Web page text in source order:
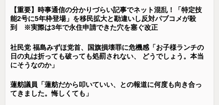
【重要】時事通信の分かりづらい記事でネット混乱！「特定技
能2号に5年枠登場」を移民拡大と勘違いし反対パブコメが殺
到 ※実際は3年で永住申請できた穴を塞ぐ改正
社民党 福島みずほ党首、国旗損壊罪に危機感「お子様ランチの
日の丸は折っても破っても処罰されない、 どうでしょう。本当
にそうなのか」
蓮舫議員「蓮舫だから叩いていい、との報道に何度も向き合っ
てきました。悔しくても」